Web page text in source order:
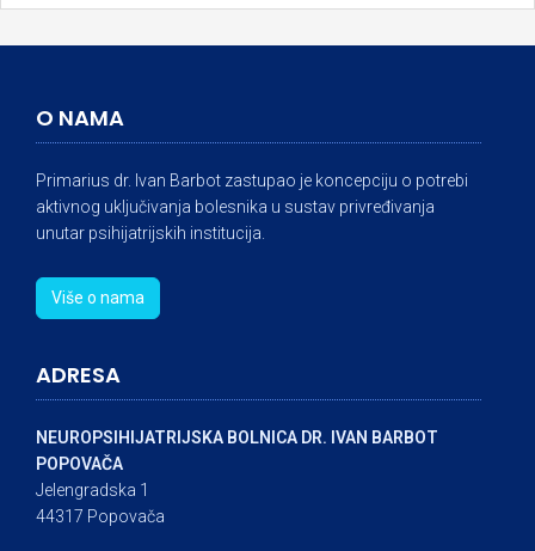
O NAMA
Primarius dr. Ivan Barbot zastupao je koncepciju o potrebi
aktivnog uključivanja bolesnika u sustav privređivanja
unutar psihijatrijskih institucija.
Više o nama
ADRESA
NEUROPSIHIJATRIJSKA BOLNICA DR. IVAN BARBOT
POPOVAČA
Jelengradska 1
44317 Popovača